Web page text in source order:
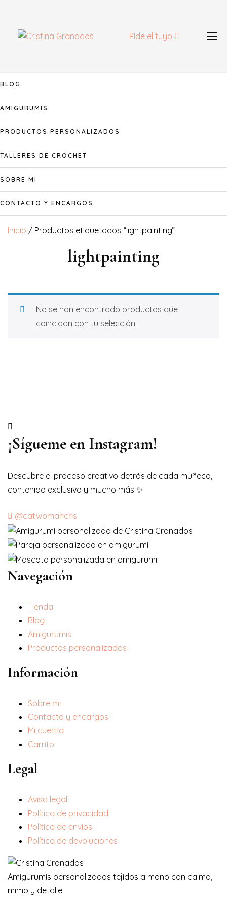
content
Pide el tuyo
BLOG
AMIGURUMIS
PRODUCTOS PERSONALIZADOS
TALLERES DE CROCHET
SOBRE MI
CONTACTO Y ENCARGOS
Inicio / Productos etiquetados “lightpainting”
lightpainting
No se han encontrado productos que
coincidan con tu selección.
¡Sígueme en Instagram!
Descubre el proceso creativo detrás de cada muñeco,
contenido exclusivo y mucho más ✨
@catwomancris
Navegación
Tienda
Blog
Amigurumis
Productos personalizados
Información
Sobre mi
Contacto y encargos
Mi cuenta
Carrito
Legal
Aviso legal
Política de privacidad
Política de envíos
Política de devoluciones
Amigurumis personalizados tejidos a mano con calma,
mimo y detalle.